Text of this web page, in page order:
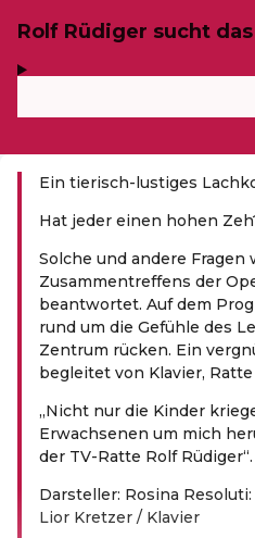
Rolf Rüdiger sucht
Ein tierisch-lustiges
Hat jeder einen hohen
Solche und andere
Zusammentreffens der
beantwortet. Auf dem
rund um die Gefühle des
Zentrum rücken. Ein
begleitet von Klavier,
„Nicht nur die Kinder
Erwachsenen um mich
der TV-Ratte Rolf
Darsteller: Rosina
Lior Kretzer / Klavier